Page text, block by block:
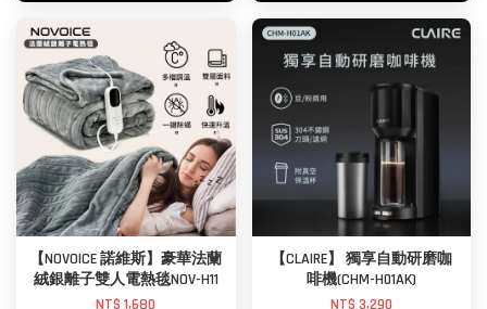
【NOVOICE 諾維斯】豪華法蘭
絨銀離子雙人電熱毯NOV-H11
NT$ 1,680
【CLAIRE】 獨享自動研磨咖
啡機(CHM-H01AK)
NT$ 3,290